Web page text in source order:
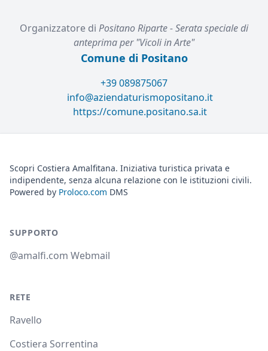
Organizzatore di Positano Riparte - Serata speciale di
anteprima per "Vicoli in Arte"
Comune di Positano
+39 089875067
info@aziendaturismopositano.it
https://comune.positano.sa.it
Scopri Costiera Amalfitana. Iniziativa turistica privata e
indipendente, senza alcuna relazione con le istituzioni civili.
Powered by Proloco.com DMS
SUPPORTO
@amalfi.com Webmail
RETE
Ravello
Costiera Sorrentina